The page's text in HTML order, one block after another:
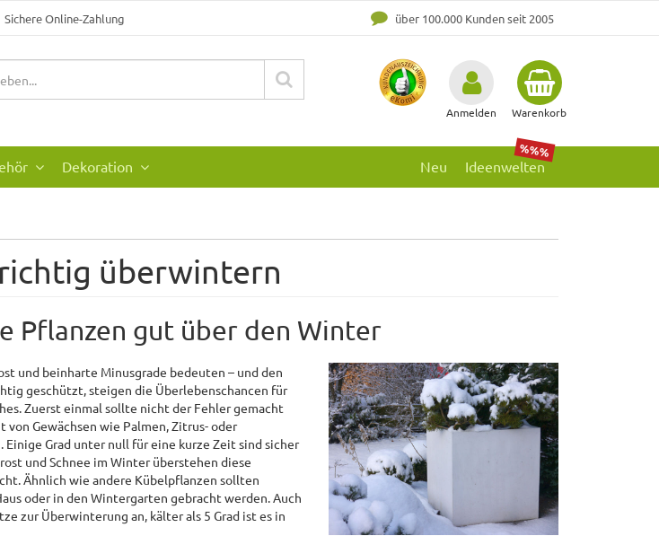
Sichere Online-Zahlung über 100.000 Kunden seit 2005
Anmelden Warenkorb
Dekoration Ideenwelten
%%%
Neu
überwintern
Pflanzen gut über den Winter
und beinharte Minusgrade bedeuten – und den
geschützt, steigen die Überlebenschancen für
Zuerst einmal sollte nicht der Fehler gemacht
Gewächsen wie Palmen, Zitrus- oder
Grad unter null für eine kurze Zeit sind sicher
und Schnee im Winter überstehen diese
Ähnlich wie andere Kübelpflanzen sollten
oder in den Wintergarten gebracht werden. Auch
zur Überwinterung an, kälter als 5 Grad ist es in